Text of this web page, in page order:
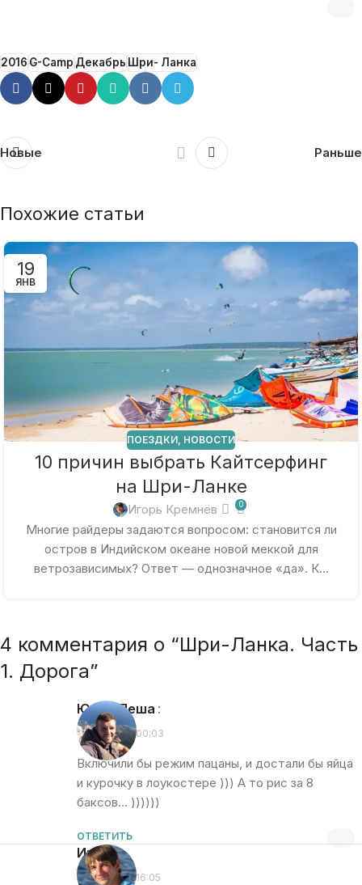
2016G-CampДекабрьШри- Ланка
Новые Раньше
Похожие статьи
19
ЯНВ
ПОЕЗДКИ, НОВОСТИ
10 причин выбрать Кайтсерфинг
на Шри-Ланке
Игорь Кремнёв 0
Многие райдеры задаются вопросом: становится ли
остров в Индийском океане новой меккой для
ветрозависимых? Ответ — однозначное «да». К...
4 комментария о “Шри-Ланка. Часть
1. Дорога”
Юрий Пеша :
09.12.2015 в 00:03
Включили бы режим пацаны, и достали бы яйца
и курочку в лоукостере ))) А то рис за 8
баксов… ))))))
ОТВЕТИТЬ
Игорь:
09.12.2015 в 16:05